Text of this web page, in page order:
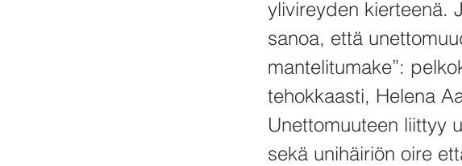
ylivireyden kierteenä.
sanoa, että
mantelitumake”:
tehokkaasti, Helena
Unettomuuteen liittyy
sekä unihäiriön oire